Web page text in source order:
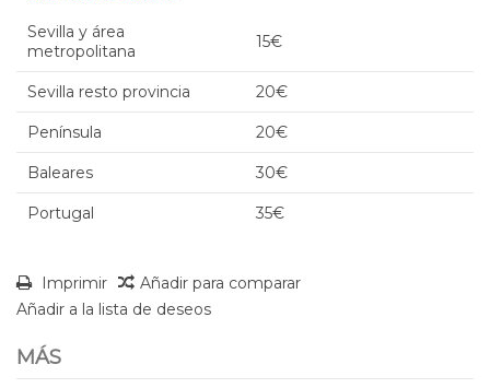
Sevilla y área
metropolitana
15€
Sevilla resto provincia 20€
Península 20€
Baleares 30€
Portugal 35€
Imprimir
Añadir para comparar
Añadir a la lista de deseos
MÁS